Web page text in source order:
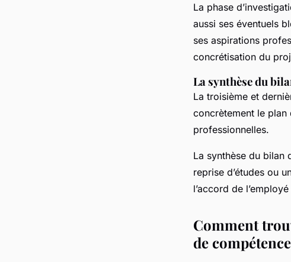
La phase
aussi ses éventuels
ses aspirations
concrétisation du
La synthèse du
La troisième et
concrètement le
professionnelles.
La synthèse du bilan
reprise d’études ou
l’accord de
Comment
de